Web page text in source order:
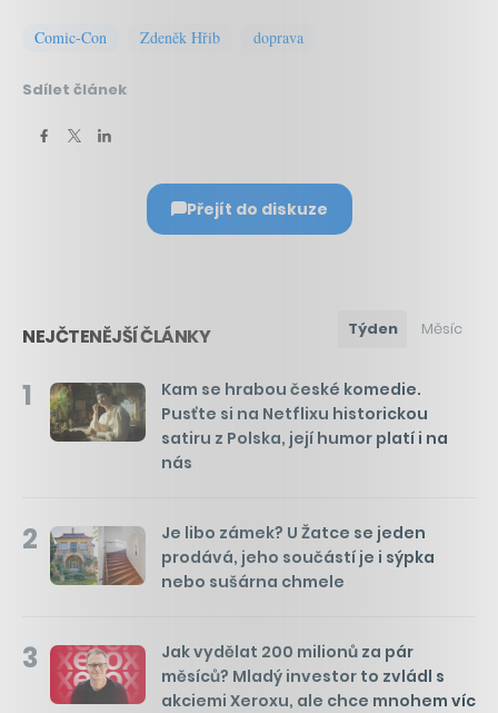
Comic-Con Zdeněk Hřib doprava
Sdílet článek
Přejít do diskuze
NEJČTENĚJŠÍ ČLÁNKY Týden Měsíc
1
Kam se hrabou české komedie.
Pusťte si na Netflixu historickou
satiru z Polska, její humor platí i na
nás
2
Je libo zámek? U Žatce se jeden
prodává, jeho součástí je i sýpka
nebo sušárna chmele
3
Jak vydělat 200 milionů za pár
měsíců? Mladý investor to zvládl s
akciemi Xeroxu, ale chce mnohem víc